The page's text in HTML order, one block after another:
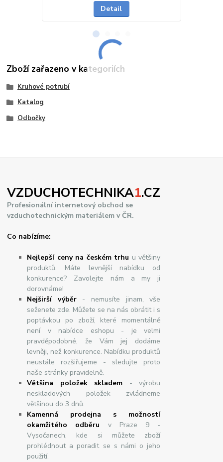
Detail
Zboží zařazeno v kategoriích
Kruhové potrubí
Katalog
Odbočky
VZDUCHOTECHNIKA1.CZ
Profesionální internetový obchod se
vzduchotechnickým materiálem v ČR.
Co nabízíme:
Nejlepší ceny na českém trhu u většiny
produktů. Máte levnější nabídku od
konkurence? Zavolejte nám a my ji
dorovnáme!
Nejširšívýběr- nemusíte jinam, vše
seženete zde. Můžete se na nás obrátit i s
poptávkou po zboží, které momentálně
není v nabídce eshopu - je velmi
pravděpodobné, že Vám jej dodáme
levněji, než konkurence. Nabídku produktů
neustále rozšiřujeme - sledujte proto
naše stránky pravidelně.
Většina položek skladem - výrobu
neskladových položek zvládneme
většinou do 3 dnů.
Kamenná prodejna s možností
okamžitého odběru v Praze 9 -
Vysočanech, kde si můžete zboží
prohlédnout a poradit se s námi o jeho
použití.